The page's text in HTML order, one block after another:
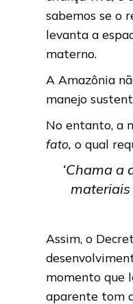
sabemos se o
levanta a
materno.
A Amazônia
manejo
No entanto, a
fato,o qual
‘Chama a
Assim, o
momento que
aparente tom